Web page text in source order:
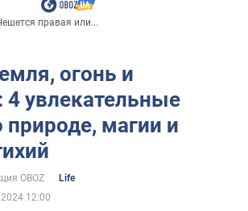
правая или...
огонь и
4 увлекательные
природе, магии и
OBOZ
Life
12:00